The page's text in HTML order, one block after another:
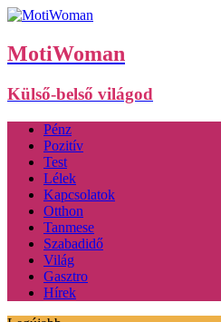
MotiWoman
Külső-belső világod
Pénz
Pozitív
Test
Lélek
Kapcsolatok
Otthon
Tanmese
Szabadidő
Világ
Gasztro
Hírek